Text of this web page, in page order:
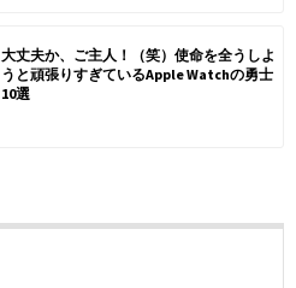
大丈夫か、ご主人！（笑）使命を全うしよ
うと頑張りすぎているApple Watchの勇士
10選